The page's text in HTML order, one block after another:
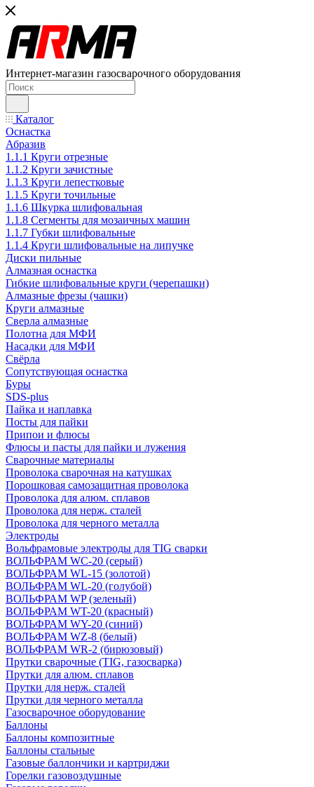
Интернет-магазин газосварочного оборудования
Каталог
Оснастка
Абразив
1.1.1 Круги отрезные
1.1.2 Круги зачистные
1.1.3 Круги лепестковые
1.1.5 Круги точильные
1.1.6 Шкурка шлифовальная
1.1.8 Сегменты для мозаичных машин
1.1.7 Губки шлифовальные
1.1.4 Круги шлифовальные на липучке
Диски пильные
Алмазная оснастка
Гибкие шлифовальные круги (черепашки)
Алмазные фрезы (чашки)
Круги алмазные
Сверла алмазные
Полотна для МФИ
Насадки для МФИ
Свёрла
Сопутствующая оснастка
Буры
SDS-plus
Пайка и наплавка
Посты для пайки
Припои и флюсы
Флюсы и пасты для пайки и лужения
Сварочные материалы
Проволока сварочная на катушках
Порошковая самозащитная проволока
Проволока для алюм. сплавов
Проволока для нерж. сталей
Проволока для черного металла
Электроды
Вольфрамовые электроды для TIG сварки
ВОЛЬФРАМ WC-20 (серый)
ВОЛЬФРАМ WL-15 (золотой)
ВОЛЬФРАМ WL-20 (голубой)
ВОЛЬФРАМ WP (зеленый)
ВОЛЬФРАМ WT-20 (красный)
ВОЛЬФРАМ WY-20 (синий)
ВОЛЬФРАМ WZ-8 (белый)
ВОЛЬФРАМ WR-2 (бирюзовый)
Прутки сварочные (TIG, газосварка)
Прутки для алюм. сплавов
Прутки для нерж. сталей
Прутки для черного металла
Газосварочное оборудование
Баллоны
Баллоны композитные
Баллоны стальные
Газовые баллончики и картриджи
Горелки газовоздушные